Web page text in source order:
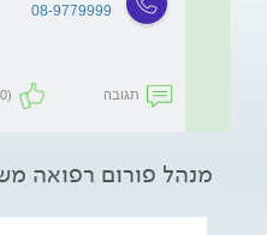
08-9779999
תגובה (0)
מנהל פורום רפואה